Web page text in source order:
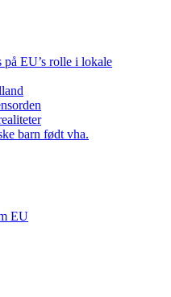
EU’s rolle i lokale
barn født vha.
EU